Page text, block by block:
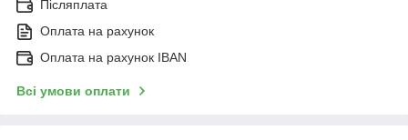
Післяплата
Оплата на рахунок
Оплата на рахунок IBAN
Всі умови оплати